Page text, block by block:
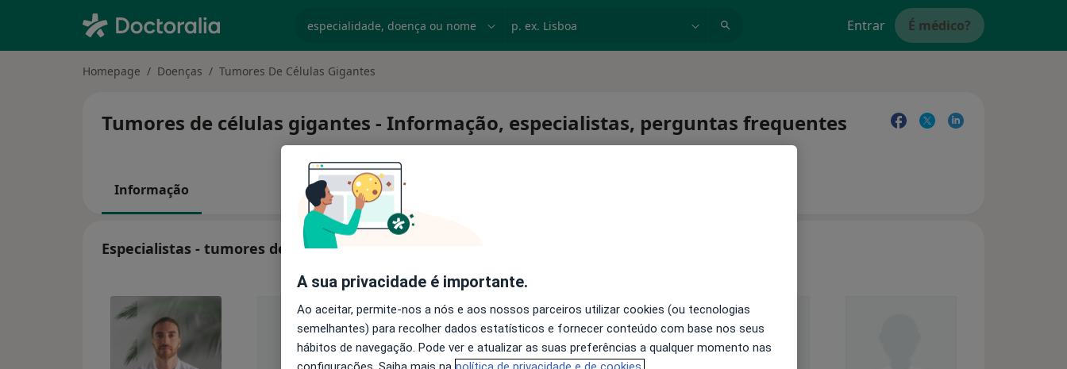
Entrar É médico?
Homepage Doenças Tumores De Células Gigantes
Tumores de células gigantes - Informação, especialistas, perguntas frequentes
Informação
Especialistas - tumores de células gigantes
A sua privacidade é importante.
Ao aceitar, permite-nos a nós e aos nossos parceiros utilizar cookies (ou tecnologias
semelhantes) para recolher dados estatísticos e fornecer conteúdo com base nos seus
hábitos de navegação. Pode ver e atualizar as suas preferências a qualquer momento nas